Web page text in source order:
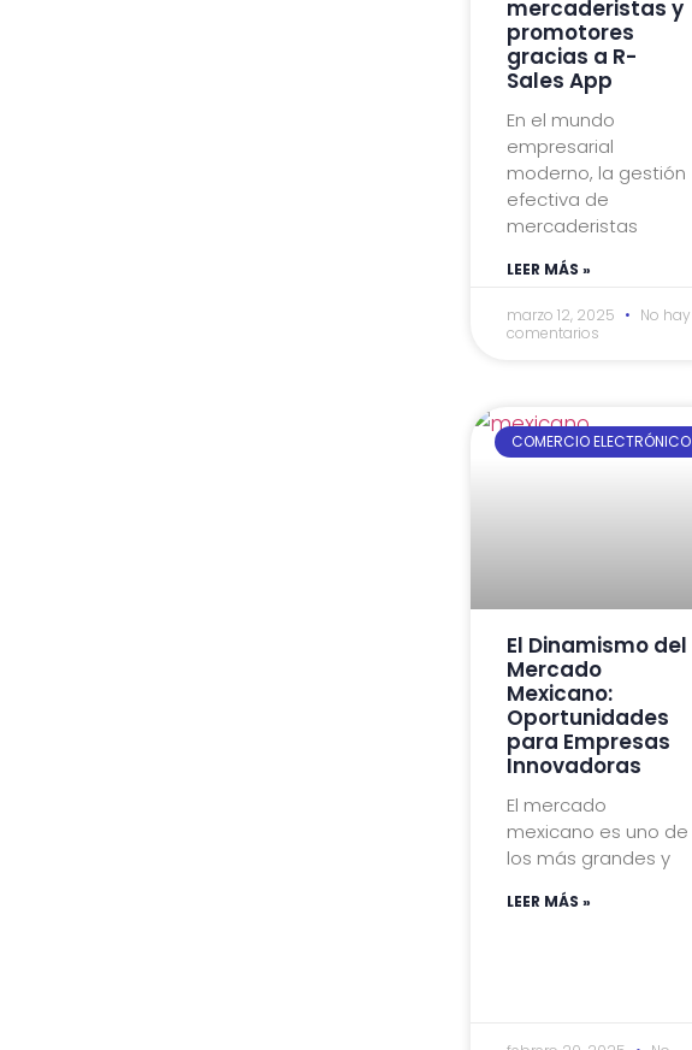
mercaderistas y
promotores
gracias a R-
Sales App
En el mundo
empresarial
moderno, la gestión
efectiva de
mercaderistas
LEER MÁS »
marzo 12, 2025
No hay
comentarios
COMERCIO ELECTRÓNICO
El Dinamismo del
Mercado
Mexicano:
Oportunidades
para Empresas
Innovadoras
El mercado
mexicano es uno de
los más grandes y
LEER MÁS »